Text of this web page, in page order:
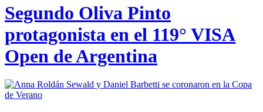
Segundo Oliva Pinto
protagonista en el 119° VISA
Open de Argentina